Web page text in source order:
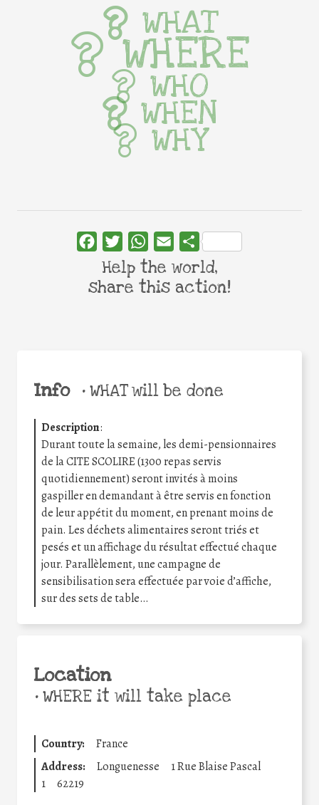
Info •WHAT will be done
Description:
Durant toute la semaine, les demi-pensionnaires
de la CITE SCOLIRE (1300 repas servis
quotidiennement) seront invités à moins
gaspiller en demandant à être servis en fonction
de leur appétit du moment, en prenant moins de
pain. Les déchets alimentaires seront triés et
pesés et un affichage du résultat effectué chaque
jour. Parallèlement, une campagne de
sensibilisation sera effectuée par voie d’affiche,
sur des sets de table…
Location
•WHERE it will take place
Country:
France
Address:
Longuenesse
1 Rue Blaise Pascal
1
62219
WHAT
WHERE
WHO
WHEN
WHY
FacebookTwitterWhatsApp
Email Share
Help the world,
share this action!